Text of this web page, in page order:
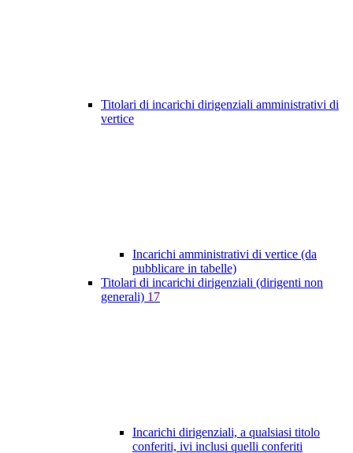
Titolari di incarichi dirigenziali amministrativi di
vertice
Incarichi amministrativi di vertice (da
pubblicare in tabelle)
Titolari di incarichi dirigenziali (dirigenti non
generali) 17
Incarichi dirigenziali, a qualsiasi titolo
conferiti, ivi inclusi quelli conferiti